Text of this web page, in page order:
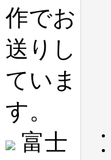
作でお
送りし
ていま
す。
富士